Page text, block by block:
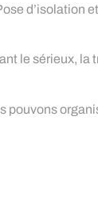
d’isolation
le sérieux, la
pouvons